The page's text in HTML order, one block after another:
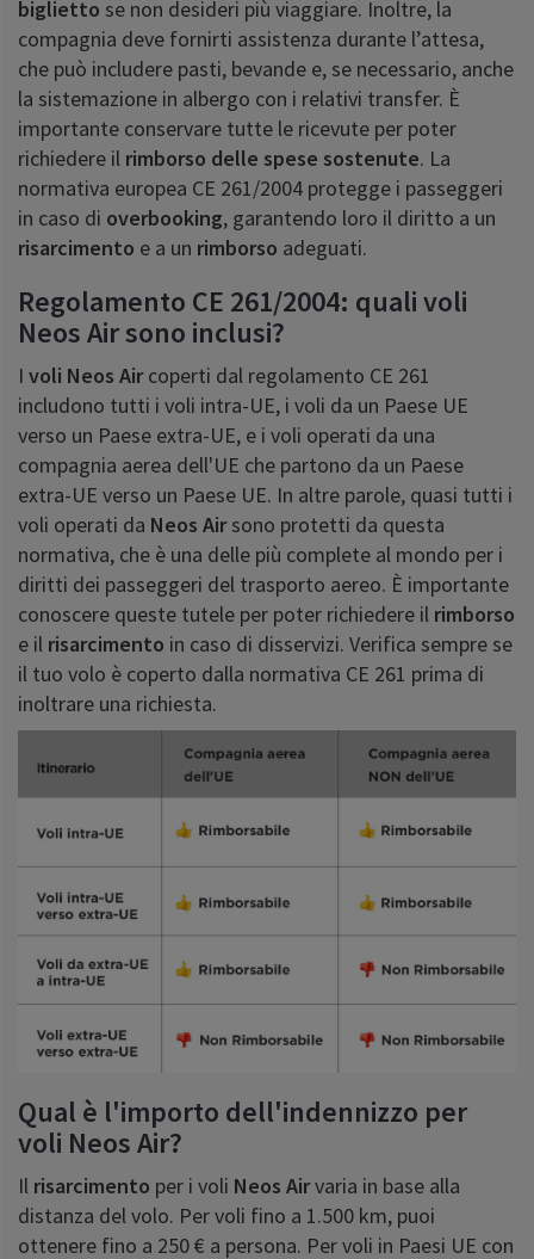
biglietto se non desideri più viaggiare. Inoltre, la
compagnia deve fornirti assistenza durante l’attesa,
che può includere pasti, bevande e, se necessario, anche
la sistemazione in albergo con i relativi transfer. È
importante conservare tutte le ricevute per poter
richiedere il rimborso delle spese sostenute. La
normativa europea CE 261/2004 protegge i passeggeri
in caso di overbooking, garantendo loro il diritto a un
risarcimento e a un rimborso adeguati.
Regolamento CE 261/2004: quali voli
Neos Air sono inclusi?
I voli Neos Aircoperti dal regolamento CE 261
includono tutti i voli intra-UE, i voli da un Paese UE
verso un Paese extra-UE, e i voli operati da una
compagnia aerea dell'UE che partono da un Paese
extra-UE verso un Paese UE. In altre parole, quasi tutti i
voli operati da Neos Airsono protetti da questa
normativa, che è una delle più complete al mondo per i
diritti dei passeggeri del trasporto aereo. È importante
conoscere queste tutele per poter richiedere il rimborso
e il risarcimento in caso di disservizi. Verifica sempre se
il tuo volo è coperto dalla normativa CE 261 prima di
inoltrare una richiesta.
Qual è l'importo dell'indennizzo per
voli Neos Air?
Il risarcimento per i voli Neos Airvaria in base alla
distanza del volo. Per voli fino a 1.500 km, puoi
ottenere fino a 250 € a persona. Per voli in Paesi UE con